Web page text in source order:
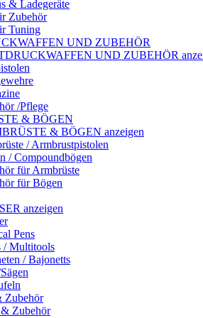
& Ladegeräte
Zubehör
Tuning
UND ZUBEHÖR
UND ZUBEHÖR
/Pflege
& BÖGEN
& BÖGEN anzeigen
/ Armbrustpistolen
/ Compoundbögen
für Armbrüste
für Bögen
anzeigen
Pens
/ Multitools
/ Bajonetts
Zubehör
Zubehör